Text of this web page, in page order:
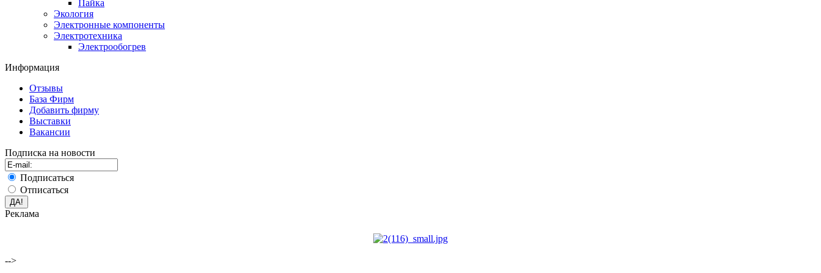
Пайка
Экология
Электронные компоненты
Электротехника
Электрообогрев
Информация
Отзывы
База Фирм
Добавить фирму
Выставки
Вакансии
Подписка на новости
Подписаться
Отписаться
Реклама
-->